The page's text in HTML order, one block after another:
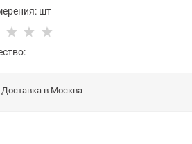
шт
Доставка в Москва